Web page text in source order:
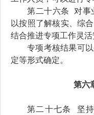
第二十六条
对事
以按照了解核实、综
结合推进专项工作灵活
专项考核结果可
定等形式确定。
第六
第二十七条 坚